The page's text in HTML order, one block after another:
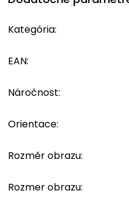
Kategória:
EAN:
Náročnost:
Orientace:
Rozměr obrazu:
Rozmer obrazu: